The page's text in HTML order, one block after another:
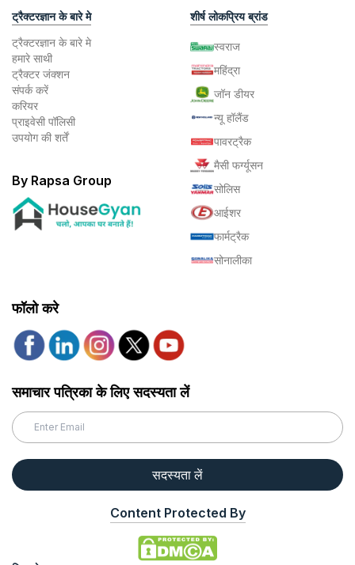
ट्रैक्टरज्ञान के बारे मे
ट्रैक्टरज्ञान के बारे मे
हमारे साथी
ट्रैक्टर जंक्शन
संपर्क करें
करियर
प्राइवेसी पॉलिसी
उपयोग की शर्तें
By Rapsa Group
शीर्ष लोकप्रिय ब्रांड
स्वराज
महिंद्रा
जॉन डीयर
न्यू हॉलैंड
पावरट्रैक
मैसी फर्ग्यूसन
सोलिस
आईशर
फार्मट्रैक
सोनालीका
फॉलो करे
समाचार पत्रिका के लिए सदस्यता लें
सदस्यता लें
Content Protected By